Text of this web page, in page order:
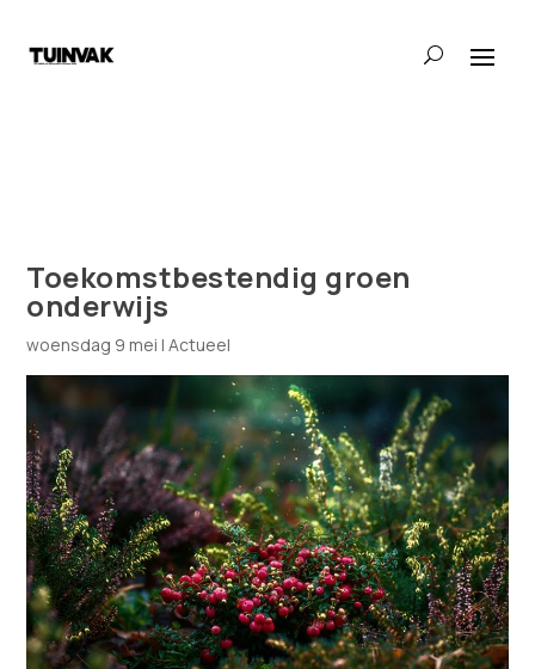
Toekomstbestendig groen
onderwijs
woensdag 9 mei |Actueel